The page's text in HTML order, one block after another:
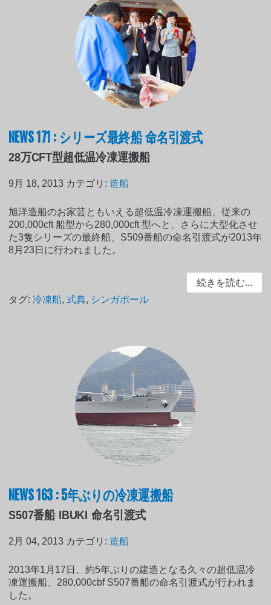
NEWS 171 : シリーズ最終船 命名引渡式
28万CFT型超低温冷凍運搬船
9月 18, 2013 カテゴリ:造船
旭洋造船のお家芸ともいえる超低温冷凍運搬船、従来の
200,000cft 船型から280,000cft 型へと、さらに大型化させ
た3隻シリーズの最終船、S509番船の命名引渡式が2013年
8月23日に行われました。
続きを読む...
タグ:冷凍船,式典, シンガポール
NEWS 163 : 5年ぶりの冷凍運搬船
S507番船 IBUKI 命名引渡式
2月 04, 2013 カテゴリ:造船
2013年1月17日、約5年ぶりの建造となる久々の超低温冷
凍運搬船、280,000cbf S507番船の命名引渡式が行われま
した。